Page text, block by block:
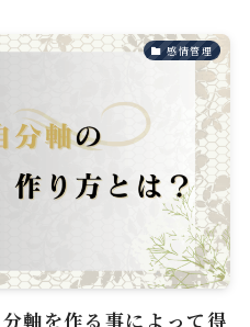
感情管理
軸を作る事によって得